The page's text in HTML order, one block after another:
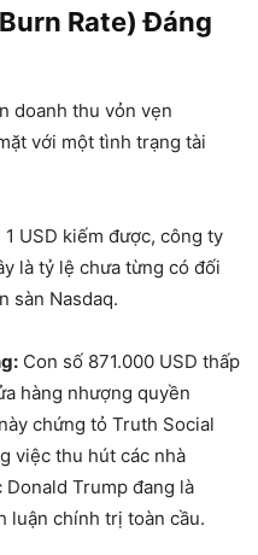
Rate) Đáng
doanh thu vỏn vẹn
với một tình trạng tài
1 USD kiếm được, công ty
là tỷ lệ chưa từng có đối
sàn Nasdaq.
Con số 871.000 USD thấp
hàng nhượng quyền
chứng tỏ Truth Social
việc thu hút các nhà
Trump đang là
luận chính trị toàn cầu.